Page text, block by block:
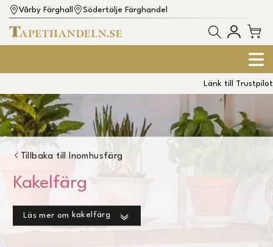
Vårby Färghall Södertälje Färghandel
Länk till Trustpilot
Tillbaka till Inomhusfärg
Kakelfärg
Läs mer om kakelfärg